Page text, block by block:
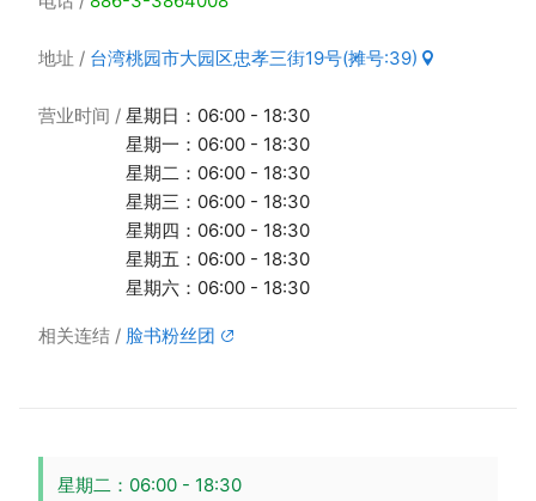
地址 台湾桃园市大园区忠孝三街19号(摊号:39)
营业时间
星期日：06:00 - 18:30
星期一：06:00 - 18:30
星期二：06:00 - 18:30
星期三：06:00 - 18:30
星期四：06:00 - 18:30
星期五：06:00 - 18:30
星期六：06:00 - 18:30
相关连结 脸书粉丝团
星期二：06:00 - 18:30